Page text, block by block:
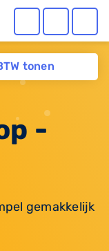
tonen
-
gemakkelijk